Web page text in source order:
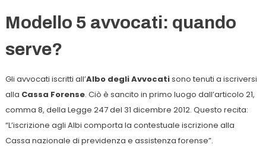
Modello 5 avvocati: quando
serve?
Gli avvocati iscritti all’Albo degli Avvocatisono tenuti a iscriversi
alla Cassa Forense. Ciò è sancito in primo luogo dall’articolo 21,
comma 8, della Legge 247 del 31 dicembre 2012. Questo recita:
“L’iscrizione agli Albi comporta la contestuale iscrizione alla
Cassa nazionale di previdenza e assistenza forense”.